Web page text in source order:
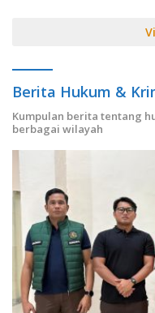
Berita Hukum &
Kumpulan berita tentang
berbagai wilayah